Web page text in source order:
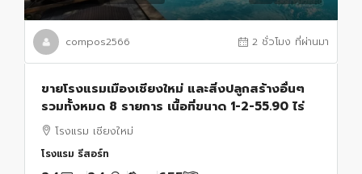
compos2566 2 ชั่วโมง ที่ผ่านมา
ขายโรงแรมเมืองเชียงใหม่ และสิ่งปลูกสร้างอื่นๆ
รวมทั้งหมด 8 รายการ เนื้อที่ขนาด 1-2-55.90 ไร่
โรงแรม เชียงใหม่
โรงแรม รีสอร์ท